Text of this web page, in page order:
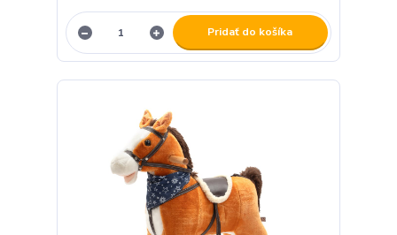
Pridať do košíka